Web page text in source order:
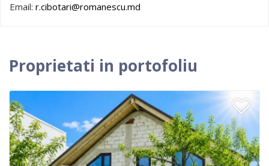
Email: r.cibotari@romanescu.md
Proprietati in portofoliu